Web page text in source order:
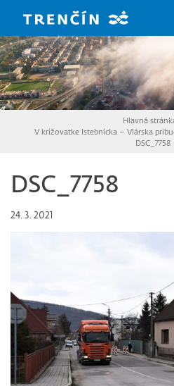
Hlavná
V križovatke Istebnícka – Vlárska
DSC_7758
DSC_7758
24. 3. 2021